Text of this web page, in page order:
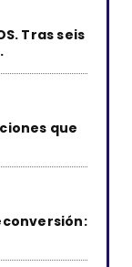
Tras seis
que